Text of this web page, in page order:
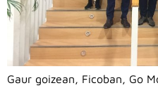
Gaur goizean, Ficoban, Go